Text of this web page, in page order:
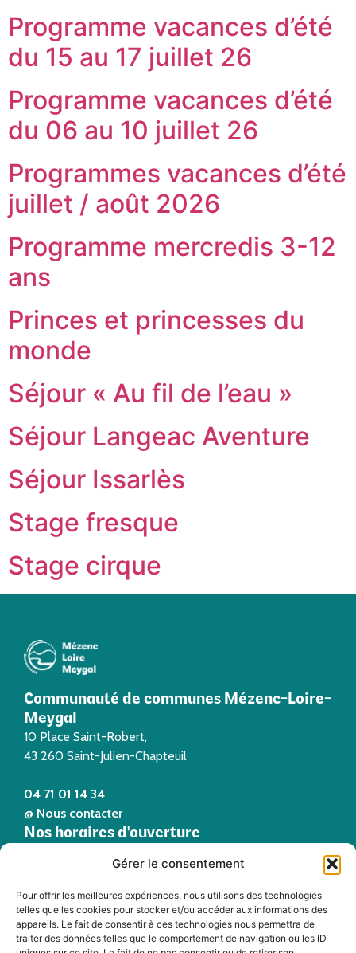
Gérer le consentement
Pour offrir les meilleures expériences, nous utilisons des technologies
telles que les cookies pour stocker et/ou accéder aux informations des
appareils. Le fait de consentir à ces technologies nous permettra de
traiter des données telles que le comportement de navigation ou les ID
Programme vacances d’été
du 15 au 17 juillet 26
Programme vacances d’été
du 06 au 10 juillet 26
Programmes vacances d’été
juillet / août 2026
Programme mercredis 3-12
ans
Princes et princesses du
monde
Séjour « Au fil de l’eau »
Séjour Langeac Aventure
Séjour Issarlès
Stage fresque
Stage cirque
Communauté de communes Mézenc-Loire-
Meygal
10 Place Saint-Robert,
43 260 Saint-Julien-Chapteuil
04 71 01 14 34
@ Nous contacter
Nos horaires d'ouverture
Le vendredi de 9h à 12h
Suivez-nous !
Portail Interne